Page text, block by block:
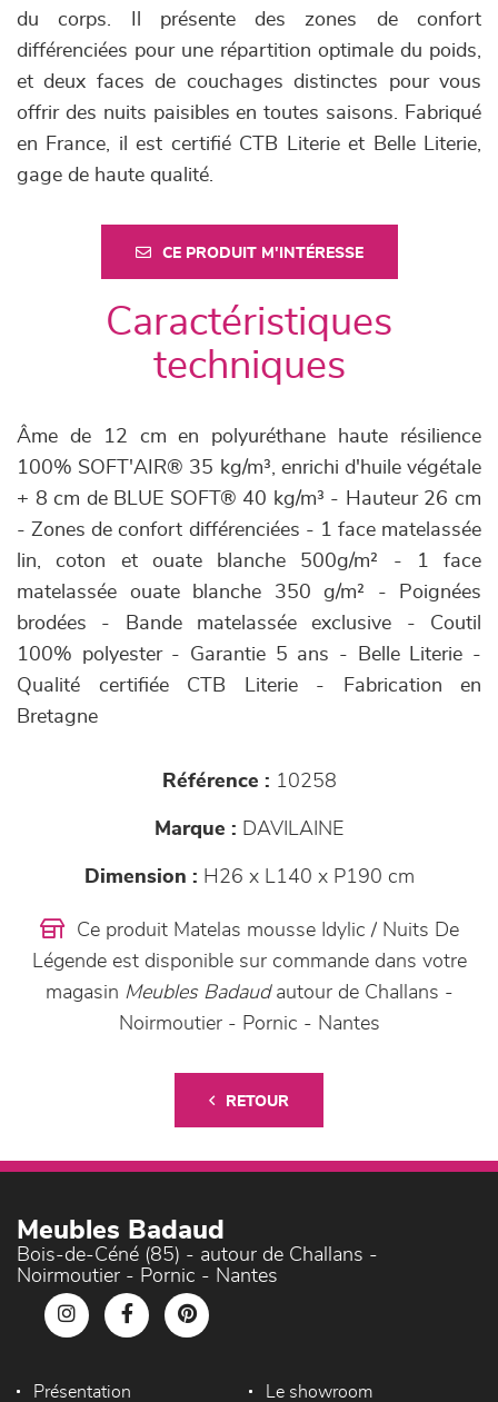
du corps. Il présente des zones de confort
différenciées pour une répartition optimale du poids,
et deux faces de couchages distinctes pour vous
offrir des nuits paisibles en toutes saisons. Fabriqué
en France, il est certifié CTB Literie et Belle Literie,
gage de haute qualité.
CE PRODUIT M'INTÉRESSE
Caractéristiques
techniques
Âme de 12 cm en polyuréthane haute résilience
100% SOFT'AIR® 35 kg/m³, enrichi d'huile végétale
+ 8 cm de BLUE SOFT® 40 kg/m³ - Hauteur 26 cm
- Zones de confort différenciées - 1 face matelassée
lin, coton et ouate blanche 500g/m² - 1 face
matelassée ouate blanche 350 g/m² - Poignées
brodées - Bande matelassée exclusive - Coutil
100% polyester - Garantie 5 ans - Belle Literie -
Qualité certifiée CTB Literie - Fabrication en
Bretagne
Référence : 10258
Marque : DAVILAINE
Dimension : H26 x L140 x P190 cm
Ce produit Matelas mousse Idylic / Nuits De
Légende est disponible sur commande dans votre
magasin Meubles Badaudautour de Challans -
Noirmoutier - Pornic - Nantes
RETOUR
Meubles Badaud
Bois-de-Céné (85) - autour de Challans -
Noirmoutier - Pornic - Nantes
Présentation Le showroom